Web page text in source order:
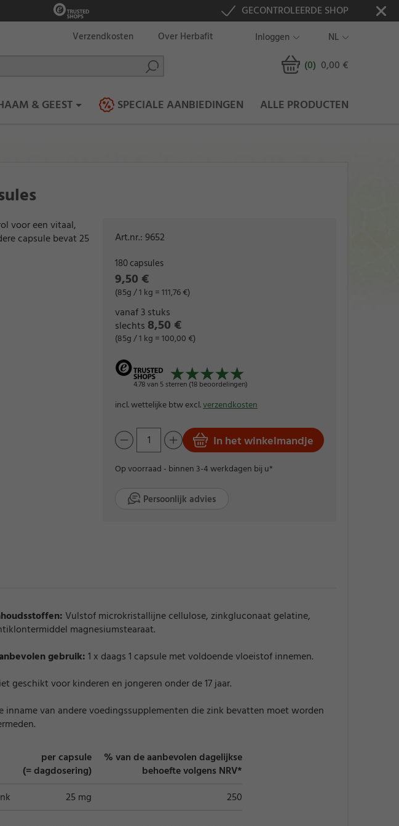
GECONTROLEERDE SHOP
& GEEST SPECIALE AANBIEDINGEN ALLE PRODUCTEN
Verzendkosten Over Herbafit NL
Inloggen
(0) 0,00 €
Art.nr.:9652
180 capsules
9,50 €
(85g / 1 kg = 111,76 €)
vanaf 3 stuks
slechts 8,50 €
(85g / 1 kg = 100,00 €)
4.78 van 5 sterren (18 beoordelingen)
incl. wettelijke btw excl.verzendkosten
In het winkelmandje
Op voorraad - binnen 3-4 werkdagen bij u*
Persoonlijk advies
voor een vitaal,
capsule bevat 25
Vulstof microkristallijne cellulose, zinkgluconaat gelatine,
magnesiumstearaat.
gebruik:1 x daags 1 capsule met voldoende vloeistof innemen.
geschikt voor kinderen en jongeren onder de 17 jaar.
inname van andere voedingssupplementen die zink bevatten moet worden
per capsule
(= dagdosering)
% van de aanbevolen dagelijkse
behoefte volgens NRV*
25 mg 250